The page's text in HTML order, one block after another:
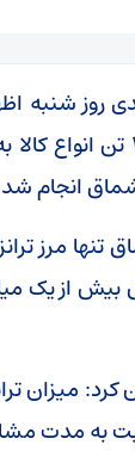
روز شنبه
انجام